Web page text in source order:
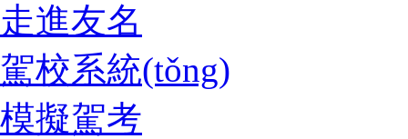
走進友名
駕校系統(tǒng)
模擬駕考